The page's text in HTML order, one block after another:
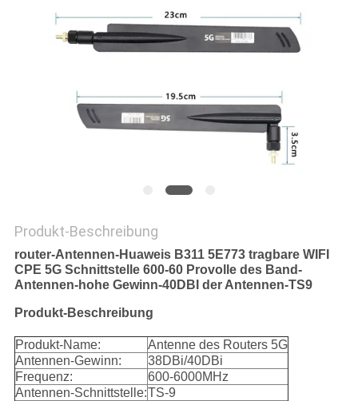
PRIVACY
POLICY
Produkt-Beschreibung
router-Antennen-Huaweis B311 5E773 tragbare WIFI
CPE 5G Schnittstelle 600-60 Provolle des Band-
Antennen-hohe Gewinn-40DBI der Antennen-TS9
Produkt-Beschreibung
Produkt-Name:
Antenne des Routers 5G
Antennen-Gewinn:
38DBi/40DBi
Frequenz:
600-6000MHz
Antennen-Schnittstelle:TS-9